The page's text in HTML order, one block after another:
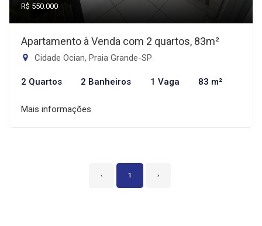
R$ 550.000
Apartamento à Venda com 2 quartos, 83m²
Cidade Ocian, Praia Grande-SP
2 Quartos 2 Banheiros 1 Vaga 83 m²
Mais informações
‹ 1 ›